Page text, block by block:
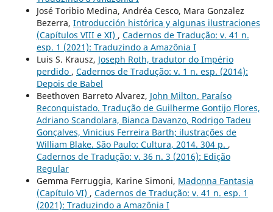
José Toribio Medina, Andréa Cesco, Mara Gonzalez
Bezerra, Introducción histórica y algunas ilustraciones
(Capítulos VIII e XI) , Cadernos de Tradução: v. 41 n.
esp. 1 (2021): Traduzindo a Amazônia I
Luis S. Krausz, Joseph Roth, tradutor do Império
perdido , Cadernos de Tradução: v. 1 n. esp. (2014):
Depois de Babel
Beethoven Barreto Alvarez, John Milton. Paraíso
Reconquistado. Tradução de Guilherme Gontijo Flores,
Adriano Scandolara, Bianca Davanzo, Rodrigo Tadeu
Gonçalves, Vinicius Ferreira Barth; ilustrações de
William Blake. São Paulo: Cultura, 2014. 304 p. ,
Cadernos de Tradução: v. 36 n. 3 (2016): Edição
Regular
Gemma Ferruggia, Karine Simoni, Madonna Fantasia
(Capítulo VI) , Cadernos de Tradução: v. 41 n. esp. 1
(2021): Traduzindo a Amazônia I